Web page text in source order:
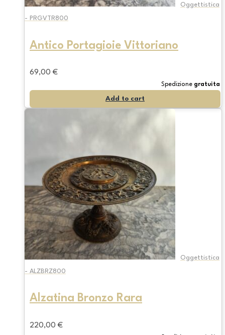
Oggettistica
- PRGVTR800
Antico Portagioie Vittoriano
69,00 €
Spedizione gratuita
Add to cart
Oggettistica
- ALZBRZ800
Alzatina Bronzo Rara
220,00 €